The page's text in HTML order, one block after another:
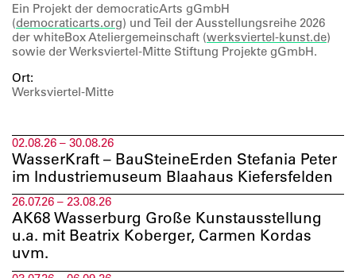
Ein Projekt der democraticArts gGmbH
(democraticarts.org) und Teil der Ausstellungsreihe 2026
der whiteBox Ateliergemeinschaft (werksviertel-kunst.de)
sowie der Werksviertel-Mitte Stiftung Projekte gGmbH.
Ort:
Werksviertel-Mitte
02.08.26 – 30.08.26
WasserKraft – BauSteineErden Stefania Peter
im Industriemuseum Blaahaus Kiefersfelden
26.07.26 – 23.08.26
AK68 Wasserburg Große Kunstausstellung
u.a. mit Beatrix Koberger, Carmen Kordas
uvm.